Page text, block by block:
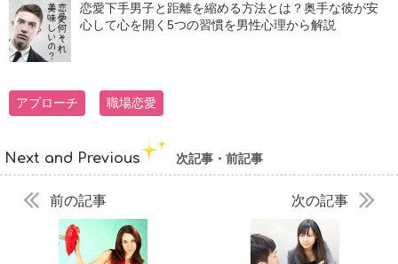
恋愛下手男子と距離を縮める方法とは？奥手な彼が安
心して心を開く5つの習慣を男性心理から解説
アプローチ 職場恋愛
Next and Previous 次記事・前記事
前の記事 次の記事